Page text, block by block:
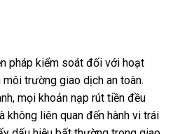
pháp kiểm soát đối với hoạt
trường giao dịch an toàn.
mọi khoản nạp rút tiền đều
không liên quan đến hành vi trái